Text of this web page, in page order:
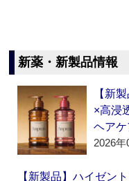
新薬・新製品情報
【新
×高浸
ヘア
2026
【新製品】ハイゼン